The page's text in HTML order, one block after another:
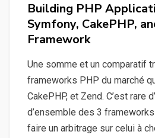
Building PHP
Symfony, CakePHP,
Framework
Une somme et un comparatif
frameworks PHP du marché
CakePHP, et Zend. C’est rare
d’ensemble des 3
faire un arbitrage sur celui à